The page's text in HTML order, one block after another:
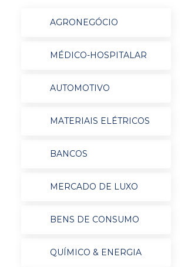
AGRONEGÓCIO
MÉDICO-HOSPITALAR
AUTOMOTIVO
MATERIAIS ELÉTRICOS
BANCOS
MERCADO DE LUXO
BENS DE CONSUMO
QUÍMICO & ENERGIA